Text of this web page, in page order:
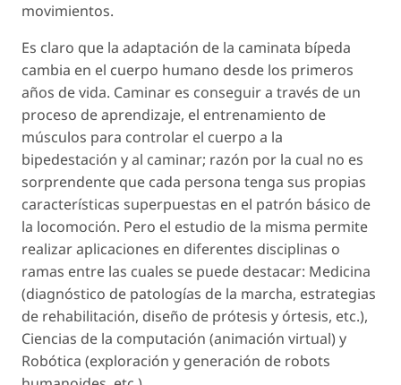
movimientos.
Es claro que la adaptación de la caminata bípeda
cambia en el cuerpo humano desde los primeros
años de vida. Caminar es conseguir a través de un
proceso de aprendizaje, el entrenamiento de
músculos para controlar el cuerpo a la
bipedestación y al caminar; razón por la cual no es
sorprendente que cada persona tenga sus propias
características superpuestas en el patrón básico de
la locomoción. Pero el estudio de la misma permite
realizar aplicaciones en diferentes disciplinas o
ramas entre las cuales se puede destacar: Medicina
(diagnóstico de patologías de la marcha, estrategias
de rehabilitación, diseño de prótesis y órtesis, etc.),
Ciencias de la computación (animación virtual) y
Robótica (exploración y generación de robots